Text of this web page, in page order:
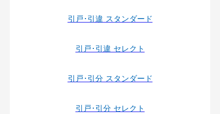
引戸･引違 スタンダード
引戸･引違 セレクト
引戸･引分 スタンダード
引戸･引分 セレクト